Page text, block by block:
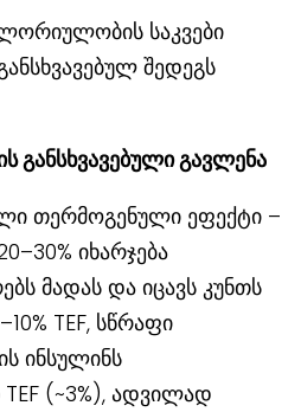
საკვები
შედეგს
განსხვავებული გავლენა
თერმოგენული ეფექტი –
იხარჯება
მადას და იცავს კუნთს
TEF, სწრაფი
ინსულინს
(~3%), ადვილად